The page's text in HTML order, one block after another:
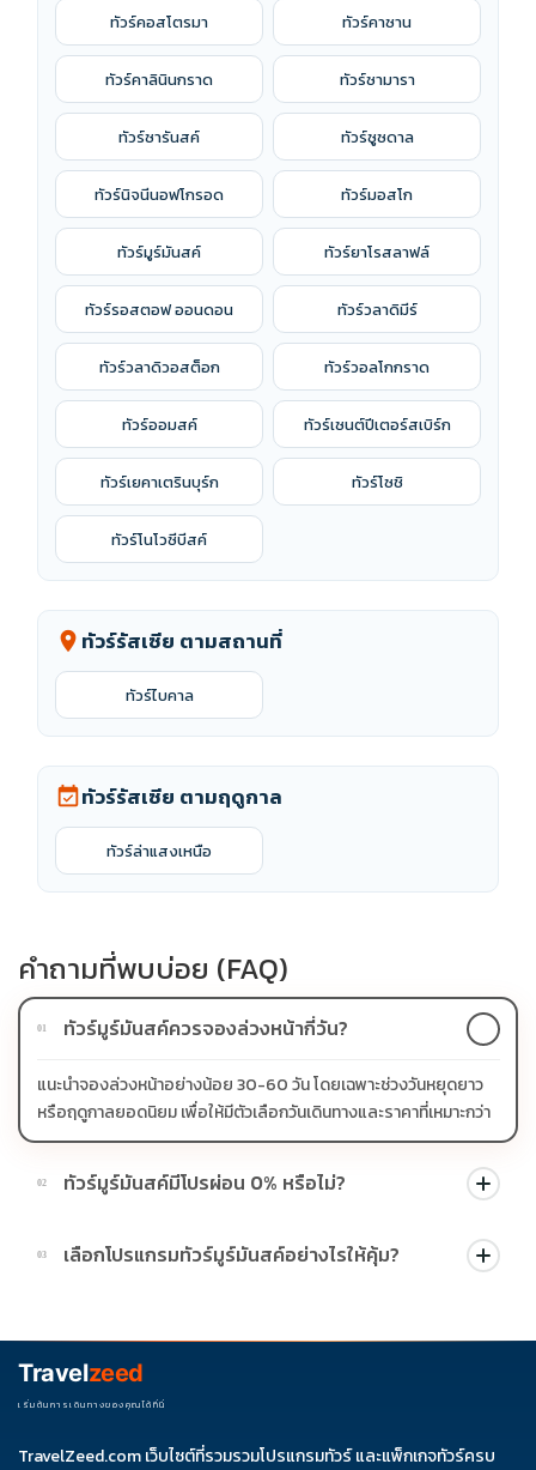
ทัวร์คอสโตรมา ทัวร์คาซาน
ทัวร์คาลินินกราด ทัวร์ซามารา
ทัวร์ซารันสค์ ทัวร์ซูซดาล
ทัวร์นิจนีนอฟโกรอด ทัวร์มอสโก
ทัวร์มูร์มันสค์ ทัวร์ยาโรสลาฟล์
ทัวร์รอสตอฟ ออนดอน ทัวร์วลาดิมีร์
ทัวร์วลาดิวอสต็อก ทัวร์วอลโกกราด
ทัวร์ออมสค์ ทัวร์เซนต์ปีเตอร์สเบิร์ก
ทัวร์เยคาเตรินบุร์ก ทัวร์โซชิ
ทัวร์โนโวซีบีสค์
location_on ทัวร์รัสเซีย ตามสถานที่
ทัวร์ไบคาล
event_availableทัวร์รัสเซีย ตามฤดูกาล
ทัวร์ล่าแสงเหนือ
คำถามที่พบบ่อย (FAQ)
01 ทัวร์มูร์มันสค์ควรจองล่วงหน้ากี่วัน?
แนะนำจองล่วงหน้าอย่างน้อย 30-60 วัน โดยเฉพาะช่วงวันหยุดยาว
หรือฤดูกาลยอดนิยม เพื่อให้มีตัวเลือกวันเดินทางและราคาที่เหมาะกว่า
02 ทัวร์มูร์มันสค์มีโปรผ่อน 0% หรือไม่?
บางโปรแกรมมีโปรผ่อน 0% หรือโปรโมชั่นบัตรเครดิตตามเงื่อนไขที่
บริษัทกำหนด สามารถดูสัญลักษณ์โปรโมชั่นในรายการทัวร์แต่ละ
03 เลือกโปรแกรมทัวร์มูร์มันสค์อย่างไรให้คุ้ม?
ช่วงราคา ไม่ควรเทียบจากราคาต่ำสุดเพียงอย่างเดียว
Travelzeed
เริ่มต้นการเดินทางของคุณได้ที่นี่
TravelZeed.com เว็บไซต์ที่รวมรวมโปรแกรมทัวร์ และแพ็กเกจทัวร์ครบ